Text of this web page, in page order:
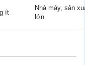
ít
Nhà máy, sản
lớn